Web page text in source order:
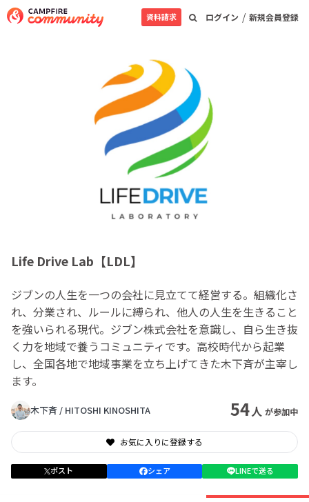
ログイン / 新規会員登録
資料請求
Life Drive Lab【LDL】
ジブンの人生を一つの会社に見立てて経営する。組織化さ
れ、分業され、ルールに縛られ、他人の人生を生きること
を強いられる現代。ジブン株式会社を意識し、自ら生き抜
く力を地域で養うコミュニティです。高校時代から起業
し、全国各地で地域事業を立ち上げてきた木下斉が主宰し
ます。
木下斉 / HITOSHI KINOSHITA 54人 が参加中
お気に入りに登録する
ポスト シェア LINEで送る